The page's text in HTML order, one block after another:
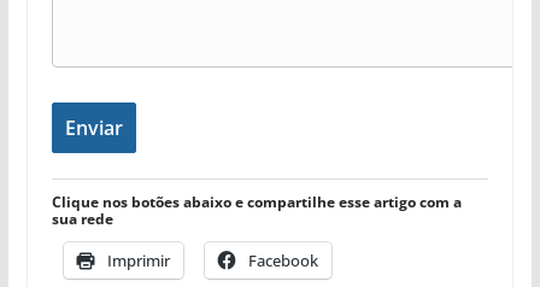
Enviar
Clique nos botões abaixo e compartilhe esse artigo com a
sua rede
Imprimir Facebook